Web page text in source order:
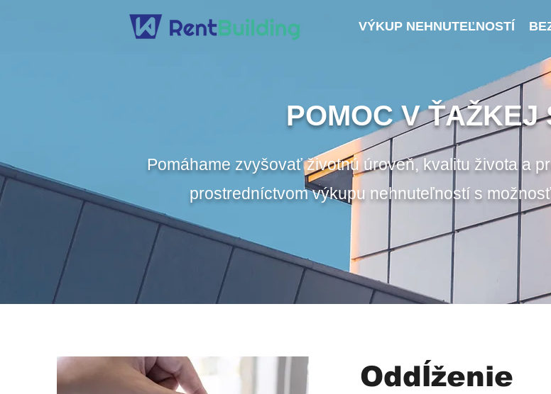
VÝKUP NEHNUTEĽNOSTÍ
POMOC V ŤAŽKEJ
Pomáhame zvyšovať životnú úroveň, kvalitu života a
prostredníctvom výkupu nehnuteľností s
Oddĺženie